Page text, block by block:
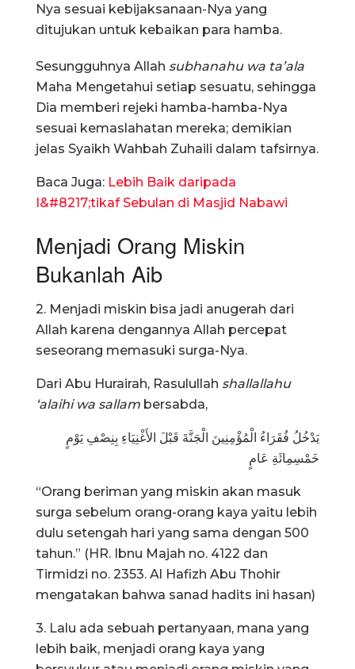
Nya sesuai kebijaksanaan-Nya yang
ditujukan untuk kebaikan para hamba.
Sesungguhnya Allah subhanahu wa ta’ala
Maha Mengetahui setiap sesuatu, sehingga
Dia memberi rejeki hamba-hamba-Nya
sesuai kemaslahatan mereka; demikian
jelas Syaikh Wahbah Zuhaili dalam tafsirnya.
Baca Juga: Lebih Baik daripada
I&#8217;tikaf Sebulan di Masjid Nabawi
Menjadi Orang Miskin
Bukanlah Aib
2. Menjadi miskin bisa jadi anugerah dari
Allah karena dengannya Allah percepat
seseorang memasuki surga-Nya.
Dari Abu Hurairah, Rasulullah shallallahu
‘alaihi wa sallam bersabda,
يَدْخُلُ فُقَرَاءُ الْمُؤْمِنِينَ الْجَنَّةَ قَبْلَ الأَغْنِيَاءِ بِنِصْفِ يَوْمٍ
خَمْسِمِائَةِ عَامٍ
“Orang beriman yang miskin akan masuk
surga sebelum orang-orang kaya yaitu lebih
dulu setengah hari yang sama dengan 500
tahun.” (HR. Ibnu Majah no. 4122 dan
Tirmidzi no. 2353. Al Hafizh Abu Thohir
mengatakan bahwa sanad hadits ini hasan)
3. Lalu ada sebuah pertanyaan, mana yang
lebih baik, menjadi orang kaya yang